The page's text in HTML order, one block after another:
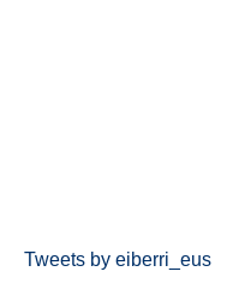
Tweets by eiberri_eus